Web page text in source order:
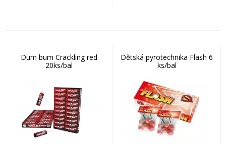
Dum bum Crackling red
20ks/bal
Dětská pyrotechnika Flash 6
ks/bal